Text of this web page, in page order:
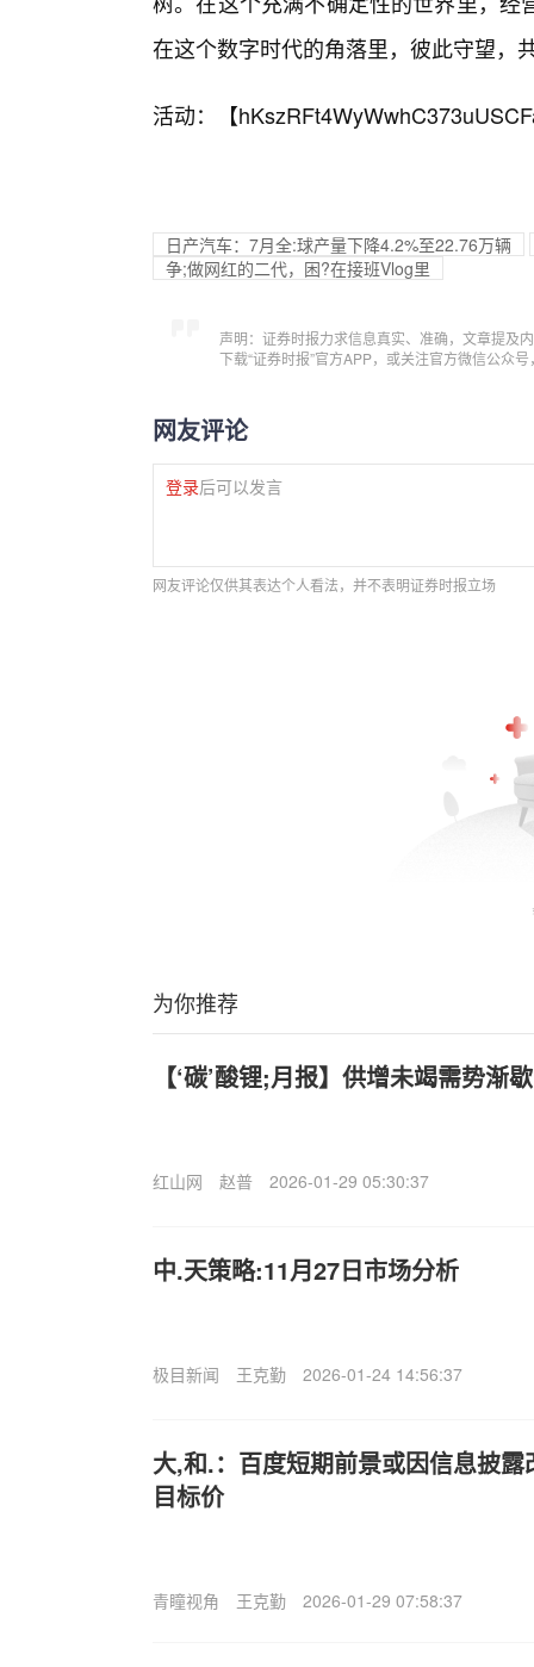
在这个数字时代的角落里，彼此守望，
活动：【
日产汽车：7月全:球产量下降4.2%至22.76万辆
争;做网红的二代，困?在接班Vlog里
声明：证券时报力求信息真实、准确，文章提及
下载“证券时报”官方APP，或关注官方微信公众
网友评论
登录后可以发言
网友评论仅供其表达个人看法，并不表明证券时报立场
为你推荐
【‘碳’酸锂;月报】供增未竭需势渐
红山网 赵普 2026-01-29 05:30:37
中.天策略:11月27日市场分析
极目新闻 王克勤 2026-01-24 14:56:37
大,和.：百度短期前景或因信息披
目标价
青瞳视角 王克勤 2026-01-29 07:58:37